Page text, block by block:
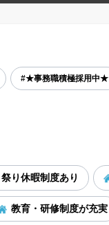
#★事務職積極採用中★
祭り休暇制度あり
教育・研修制度が充実